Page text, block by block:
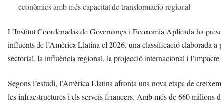
econòmics amb més capacitat de transformació regional
L’Institut Coordenadas de Governança i Economia Aplicada ha
influents de l’Amèrica Llatina el 2026, una classificació elaborada
sectorial, la influència regional, la projecció internacional i
Segons l’estudi, l’Amèrica Llatina afronta una nova etapa de
les infraestructures i els serveis financers. Amb més de 660